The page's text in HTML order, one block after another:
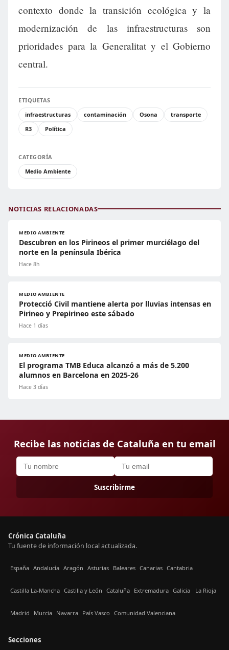
contexto donde la transición ecológica y la
modernización de las infraestructuras son
prioridades para la Generalitat y el Gobierno
central.
ETIQUETAS
infraestructuras
contaminación Osona
transporte
R3
Política
CATEGORÍA
Medio Ambiente
NOTICIAS RELACIONADAS
MEDIO AMBIENTE
Descubren en los Pirineos el primer murciélago del
norte en la península Ibérica
Hace 8h
MEDIO AMBIENTE
Protecció Civil mantiene alerta por lluvias intensas en
Pirineo y Prepirineo este sábado
Hace 1 días
MEDIO AMBIENTE
El programa TMB Educa alcanzó a más de 5.200
alumnos en Barcelona en 2025-26
Hace 3 días
Recibe las noticias de Cataluña en tu email
Suscribirme
Crónica Cataluña
Tu fuente de información local actualizada.
España Andalucía Aragón Asturias Baleares Canarias Cantabria
Castilla La-Mancha Castilla y León Cataluña Extremadura Galicia La Rioja
Madrid Murcia Navarra País Vasco Comunidad Valenciana
Secciones